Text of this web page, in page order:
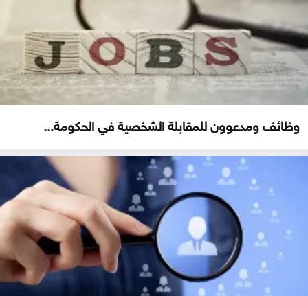
وظائف ومدعوون للمقابلة الشخصية في الحكومة...